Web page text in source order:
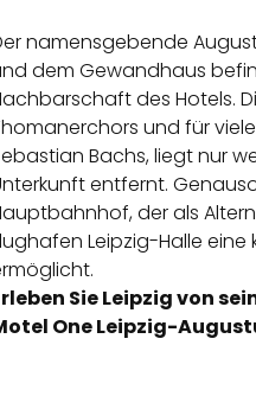
namensgebende
dem Gewandhaus
des Hotels.
und für
Bachs, liegt nur
entfernt.
der als
Leipzig-Halle
Sie Leipzig von
One Leipzig-